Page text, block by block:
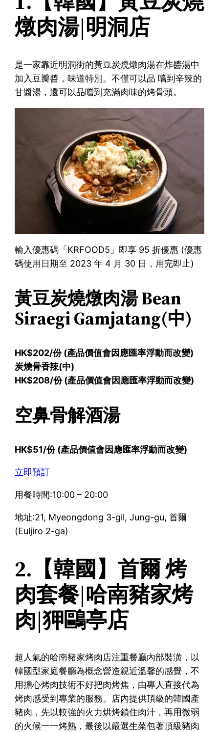
燉肉湯|明洞店
是一家靠近明洞街的黃豆炭燒燉肉湯在炸醬湯中
加入豆瓣醬，味道特別。不僅可以品 嚐到辛辣的
甘醬湯，還可以品嚐到充滿肉味的烤骨頭。
輸入優惠碼「KRFOOD5」即享 95 折優惠 (優惠
碼使用日期至 2023 年 4 月 30 日，用完即止)
黃豆炭燒燉肉湯 Bean
Siraegi Gamjatang(中)
HK$202/份 (產品價值會因應匯率浮動而改變)
炭燒骨香辣(中)
HK$208/份 (產品價值會因應匯率浮動而改變)
空鼻骨解酒湯
HK$51/份 (產品價值會因應匯率浮動而改變)
立即預訂
用餐時間:10:00 – 20:00
地址:21, Myeongdong 3-gil, Jung-gu, 首爾
(Euljiro 2-ga)
2.【韓國】首爾 烤
肉套餐|哈南豬家烤
肉|狎鷗亭店
超人氣的哈南豬家烤肉店注重餐廳內部裝潢，以
韓國型家庭餐廳為概念營造親近溫馨的感覺，不
用擔心烤肉技術不好把肉烤焦，由專人直接代為
烤肉感受到專業的服務。店內提供頂級的韓國產
豬肉，先以較強的火力烘烤鎖住肉汁，再用微弱
的火候一一烤熟，最後以嚴選生菜包著頂級豬肉